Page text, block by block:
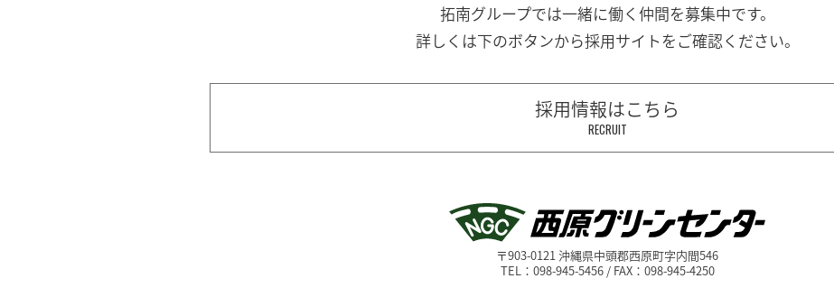
拓南グループでは一緒に働く 仲間を募集中です。
詳しくは下のボタンから採用サイトをご確認ください。
採用情報はこちら
RECRUIT
〒903-0121 沖縄県中頭郡西原町字内間546
TEL：098-945-5456 / FAX：098-945-4250